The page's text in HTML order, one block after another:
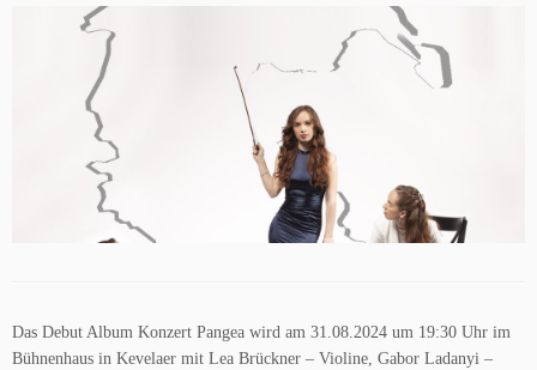
Das Debut Album Konzert Pangea wird am 31.08.2024 um 19:30 Uhr im
Bühnenhaus in Kevelaer mit Lea Brückner – Violine, Gabor Ladanyi –